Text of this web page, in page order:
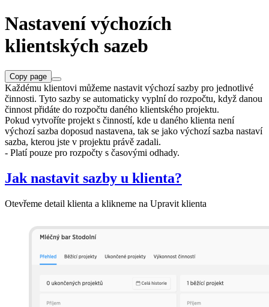
Nastavení výchozích
klientských sazeb
Copy page
Každému klientovi můžeme nastavit výchozí sazby pro jednotlivé
činnosti. Tyto sazby se automaticky vyplní do rozpočtu, když danou
činnost přidáte do rozpočtu daného klientského projektu.
Pokud vytvoříte projekt s činností, kde u daného klienta není
výchozí sazba doposud nastavena, tak se jako výchozí sazba nastaví
sazba, kterou jste v projektu právě zadali.
- Platí pouze pro rozpočty s časovými odhady.
Jak nastavit sazby u klienta?
Otevřeme detail klienta a klikneme na Upravit klienta